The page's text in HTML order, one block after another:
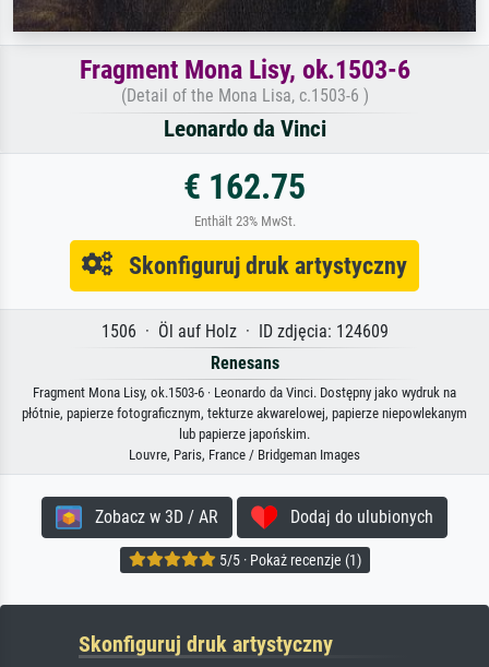
Fragment Mona Lisy, ok.1503-6
(Detail of the Mona Lisa, c.1503-6 )
Leonardo da Vinci
€ 162.75
Enthält 23% MwSt.
Skonfiguruj druk artystyczny
1506 · Öl auf Holz · ID zdjęcia: 124609
Renesans
Fragment Mona Lisy, ok.1503-6 · Leonardo da Vinci. Dostępny jako wydruk na
płótnie, papierze fotograficznym, tekturze akwarelowej, papierze niepowlekanym
lub papierze japońskim.
Louvre, Paris, France / Bridgeman Images
Zobacz w 3D / AR Dodaj do ulubionych
5/5 · Pokaż recenzje (1)
Skonfiguruj druk artystyczny